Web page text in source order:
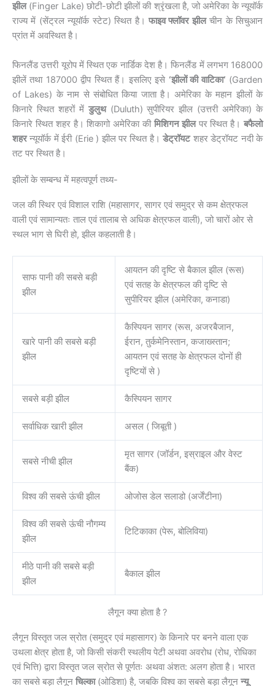
झील(Finger Lake) छोटी-छोटी झीलों की श्रृंखला है, जो अमेरिका के न्यूयॉर्क
राज्य में (सेंट्रल न्यूयॉर्क स्टेट) स्थित है। फाइव फ्लॉवर झीलचीन के सिचुआन
प्रांत में अवस्थित है।
फिनलैंड उत्तरी यूरोप में स्थित एक नार्डिक देश है। फिनलैंड में लगभग 168000
झीलें तथा 187000 द्वीप स्थित हैं। इसलिए इसे ‘झीलों की वाटिका‘ (Garden
of Lakes) के नाम से संबोधित किया जाता है। अमेरिका के महान झीलों के
किनारे स्थित शहरों में डुलुथ(Duluth) सुपीरियर झील (उत्तरी अमेरिका) के
किनारे स्थित शहर है। शिकागो अमेरिका की मिशिगन झीलपर स्थित है।बफैलो
शहरन्यूयॉर्क में ईरी (Erie ) झील पर स्थित है।डेट्रॉयटशहर डेट्रॉयट नदी के
तट पर स्थित है।
झीलों के सम्बन्ध में महत्वपूर्ण तथ्य-
जल की स्थिर एवं विशाल राशि (महासागर, सागर एवं समुद्र से कम क्षेत्रफल
वाली एवं सामान्यतः ताल एवं तालाब से अधिक क्षेत्रफल वाली), जो चारों ओर से
स्थल भाग से घिरी हो, झील कहलाती है।
साफ पानी की सबसे बड़ी
झील
आयतन की दृष्टि से बैकाल झील (रूस)
एवं सतह के क्षेत्रफल की दृष्टि से
सुपीरियर झील (अमेरिका, कनाडा)
खारे पानी की सबसे बड़ी
झील
कैस्पियन सागर (रूस, अजरबैजान,
ईरान, तुर्कमेनिस्तान, कजाख्स्तान;
आयतन एवं सतह के क्षेत्रफल दोनों ही
दृष्टियों से )
सबसे बड़ी झील कैस्पियन सागर
सर्वाधिक खारी झील असल ( जिबूती )
सबसे नीची झील
मृत सागर (जॉर्डन, इस्राइल और वेस्ट
बैंक)
विश्व की सबसे ऊंची झील ओजोस डेल सलाडो (अर्जेंटीना)
विश्व की सबसे ऊंची नौगम्य
झील
टिटिकाका (पेरू, बोलिविया)
मीठे पानी की सबसे बड़ी
झील
बैकाल झील
लैगून क्या होता है ?
लैगून विस्तृत जल स्रोत (समुद्र एवं महासागर) के किनारे पर बनने वाला एक
उथला क्षेत्र होता है, जो किसी संकरी स्थलीय पेटी अथवा अवरोध (रोध, रोधिका
एवं भित्ति) द्वारा विस्तृत जल स्रोत से पूर्णतः अथवा अंशत: अलग होता है। भारत
का सबसे बड़ा लैगून चिल्का(ओडिशा) है, जबकि विश्व का सबसे बड़ा लैगून न्यू